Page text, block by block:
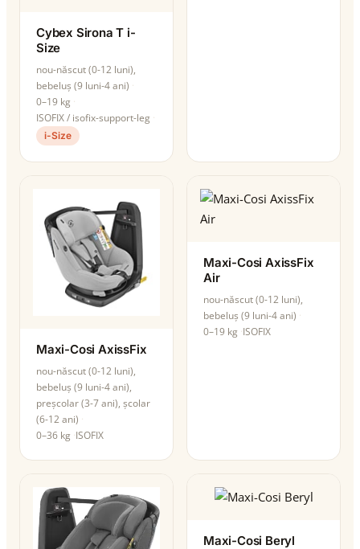
Cybex Sirona T i-
Size
nou-născut (0-12 luni),
bebeluș (9 luni-4 ani)
0–19 kg
ISOFIX / isofix-support-leg
i-Size
Maxi-Cosi AxissFix
nou-născut (0-12 luni),
bebeluș (9 luni-4 ani),
preșcolar (3-7 ani), școlar
(6-12 ani)
0–36 kg ISOFIX
Maxi-Cosi AxissFix
Air
nou-născut (0-12 luni),
bebeluș (9 luni-4 ani)
0–19 kg ISOFIX
Maxi-Cosi Beryl